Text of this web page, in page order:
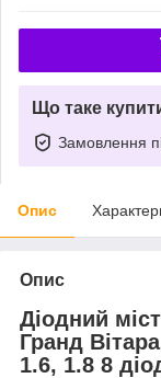
Що таке
Замовлення
Опис
Опис
Діодний
Гранд
1.6, 1.8 8